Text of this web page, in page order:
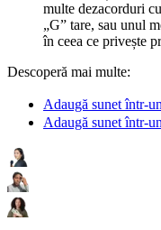
multe dezacorduri
„G” tare, sau unul
în ceea ce privește
Descoperă mai multe:
Adaugă sunet într-
Adaugă sunet într-